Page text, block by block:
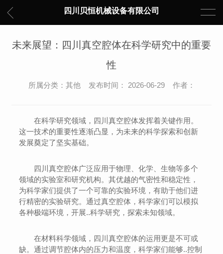
四川贝恒机械设备有限公司
未来展望：四川真空腔体在科学研究中的重要
性
所属分类：其他 发布时间： 2026-06-29 作者：
在科学研究领域，四川真空腔体发挥着关键作用。
这一技术的重要性逐渐凸显，为未来的科学探索和创新
发展奠定了坚实基础。
四川真空腔体广泛应用于物理、化学、生物等多个
领域的实验室和研究机构。其优越的气密性和稳定性，
为科学家们提供了一个可靠的实验环境，有助于他们进
行精密的实验研究。通过真空腔体，科学家们可以模拟
各种极端环境，开展..科学研究，探索未知领域。
在材料科学领域，四川真空腔体的运用更是不可或
缺。通过调节腔体内的压力和温度，科学家们能够..控制